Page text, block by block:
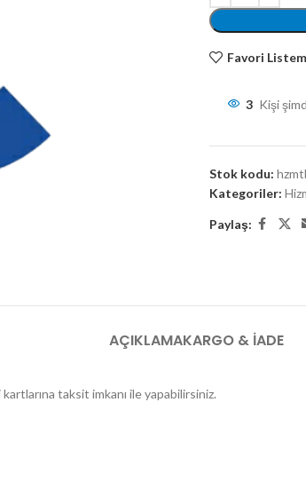
Favori
3 Kişi
Stok kodu:
Kategoriler:
Paylaş:
AÇIKLAMAKARGO & İADE
taksit imkanı ile yapabilirsiniz.